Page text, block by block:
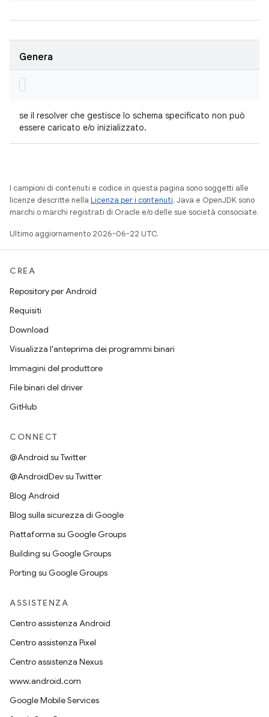
Genera
se il resolver che gestisce lo schema specificato non può
essere caricato e/o inizializzato.
I campioni di contenuti e codice in questa pagina sono soggetti alle
licenze descritte nella Licenza per i contenuti. Java e OpenJDK sono
marchi o marchi registrati di Oracle e/o delle sue società consociate.
Ultimo aggiornamento 2026-06-22 UTC.
CREA
Repository per Android
Requisiti
Download
Visualizza l'anteprima dei programmi binari
Immagini del produttore
File binari del driver
GitHub
CONNECT
@Android su Twitter
@AndroidDev su Twitter
Blog Android
Blog sulla sicurezza di Google
Piattaforma su Google Groups
Building su Google Groups
Porting su Google Groups
ASSISTENZA
Centro assistenza Android
Centro assistenza Pixel
Centro assistenza Nexus
www.android.com
Google Mobile Services